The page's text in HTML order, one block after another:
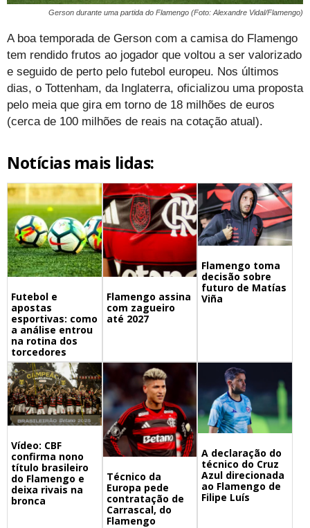
Gerson durante uma partida do Flamengo (Foto: Alexandre Vidal/Flamengo)
A boa temporada de Gerson com a camisa do Flamengo
tem rendido frutos ao jogador que voltou a ser valorizado
e seguido de perto pelo futebol europeu. Nos últimos
dias, o Tottenham, da Inglaterra, oficializou uma proposta
pelo meia que gira em torno de 18 milhões de euros
(cerca de 100 milhões de reais na cotação atual).
Notícias mais lidas:
Futebol e
apostas
esportivas: como
a análise entrou
na rotina dos
torcedores
Flamengo assina
com zagueiro
até 2027
Flamengo toma
decisão sobre
futuro de Matías
Viña
Vídeo: CBF
confirma nono
título brasileiro
do Flamengo e
deixa rivais na
bronca
Técnico da
Europa pede
contratação de
Carrascal, do
Flamengo
A declaração do
técnico do Cruz
Azul direcionada
ao Flamengo de
Filipe Luís